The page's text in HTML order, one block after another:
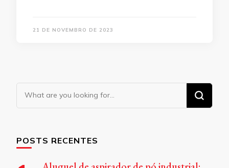
21 DE NOVEMBRO DE 2023
Looking
for
POSTS RECENTES